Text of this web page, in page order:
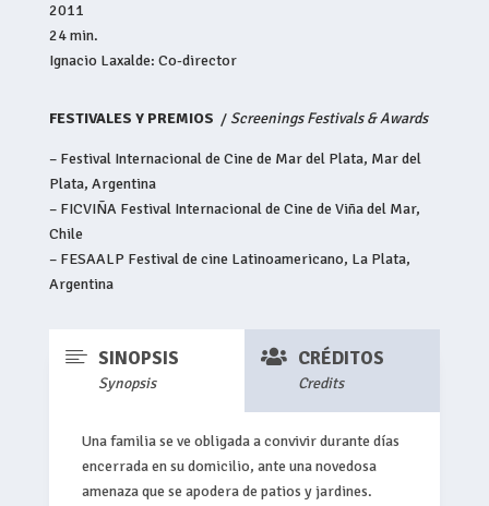
2011
24 min.
Ignacio Laxalde: Co-director
FESTIVALES Y PREMIOS / Screenings Festivals & Awards
– Festival Internacional de Cine de Mar del Plata, Mar del
Plata, Argentina
– FICVIÑA Festival Internacional de Cine de Viña del Mar,
Chile
– FESAALP Festival de cine Latinoamericano, La Plata,
Argentina
 SINOPSIS
Synopsis
 CRÉDITOS
Credits
Una familia se ve obligada a convivir durante días
encerrada en su domicilio, ante una novedosa
amenaza que se apodera de patios y jardines.